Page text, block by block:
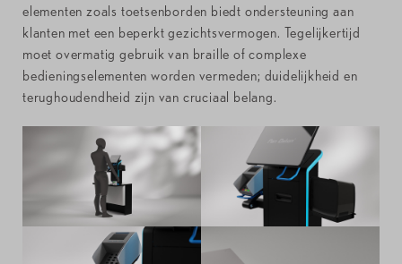
elementen zoals toetsenborden biedt ondersteuning aan
klanten met een beperkt gezichtsvermogen. Tegelijkertijd
moet overmatig gebruik van braille of complexe
bedieningselementen worden vermeden; duidelijkheid en
terughoudendheid zijn van cruciaal belang.